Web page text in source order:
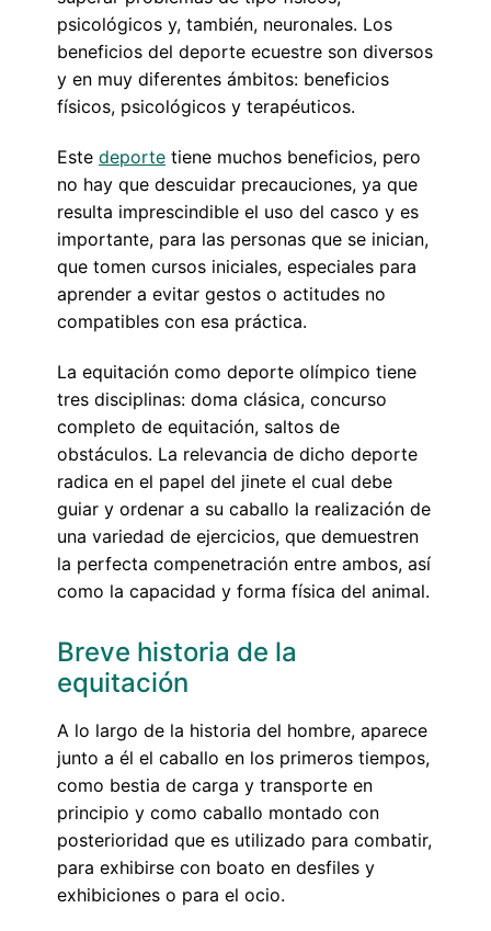
psicológicos y, también, neuronales. Los
beneficios del deporte ecuestre son diversos
y en muy diferentes ámbitos: beneficios
físicos, psicológicos y terapéuticos.
Este deporte tiene muchos beneficios, pero
no hay que descuidar precauciones, ya que
resulta imprescindible el uso del casco y es
importante, para las personas que se inician,
que tomen cursos iniciales, especiales para
aprender a evitar gestos o actitudes no
compatibles con esa práctica.
La equitación como deporte olímpico tiene
tres disciplinas: doma clásica, concurso
completo de equitación, saltos de
obstáculos. La relevancia de dicho deporte
radica en el papel del jinete el cual debe
guiar y ordenar a su caballo la realización de
una variedad de ejercicios, que demuestren
la perfecta compenetración entre ambos, así
como la capacidad y forma física del animal.
Breve historia de la
equitación
A lo largo de la historia del hombre, aparece
junto a él el caballo en los primeros tiempos,
como bestia de carga y transporte en
principio y como caballo montado con
posterioridad que es utilizado para combatir,
para exhibirse con boato en desfiles y
exhibiciones o para el ocio.